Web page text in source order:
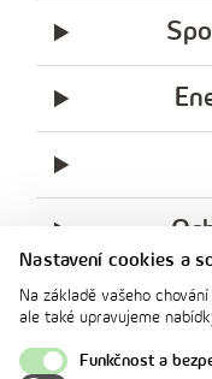
Nastavení cookies a
Na základě vašeho
ale také upravujeme
souhlasu. Svoje nastavení
Funkčnost a
messengerfacebook
x